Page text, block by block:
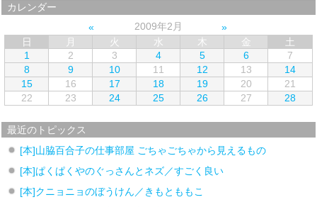
カレンダー
2009年2月
日
月 火 水 木 金
土
1
2 3 4 5 6
7
8
9 10 11 12 13
14
15
16 17 18 19 20
21
22
23 24 25 26 27 28
最近のトピックス
[本]山脇百合子の仕事部屋 ごちゃごちゃから見えるもの
[本]ぱくぱくやのぐっさんとネズ／すごく良い
[本]クニョニョのぼうけん／きもとももこ